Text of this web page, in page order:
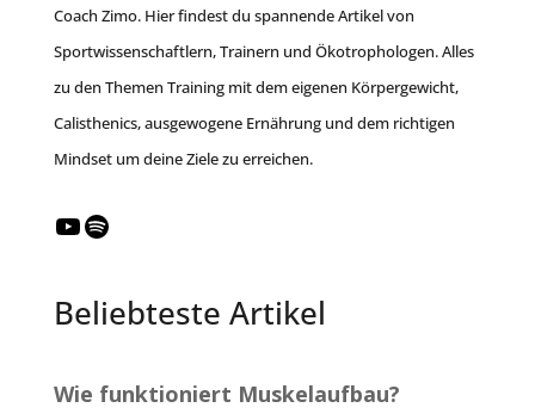
Coach Zimo. Hier findest du spannende Artikel von
Sportwissenschaftlern, Trainern und Ökotrophologen. Alles
zu den Themen Training mit dem eigenen Körpergewicht,
Calisthenics, ausgewogene Ernährung und dem richtigen
Mindset um deine Ziele zu erreichen.
YouTube
Beliebteste Artikel
Wie funktioniert Muskelaufbau?